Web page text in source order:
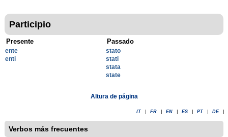
Participio
Presente
ente
enti
Passado
stato
stati
stata
state
Altura de página
IT FR EN ES PT DE
Verbos más frecuentes